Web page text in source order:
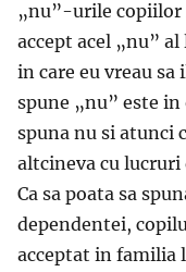
„nu”-urile copiilor
accept acel „nu”
in care eu vreau
spune „nu” este
spuna nu si atunci
altcineva cu lucruri
Ca sa poata sa
dependentei,
acceptat in familia